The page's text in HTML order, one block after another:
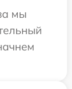
мы